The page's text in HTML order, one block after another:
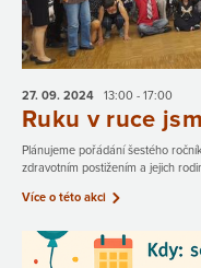
27. 09. 2024 13:00 - 17:00
Ruku v ruce
Plánujeme pořádání šestého
zdravotním postižením a jejich
Více o této akci